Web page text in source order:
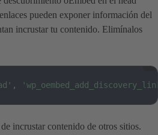
pueden exponer información del
incrustar tu contenido. Elimínalos
,
incrustar contenido de otros sitios.